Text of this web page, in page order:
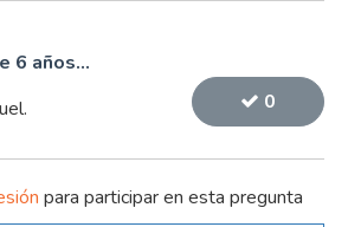
6 años...
0
para participar en esta pregunta